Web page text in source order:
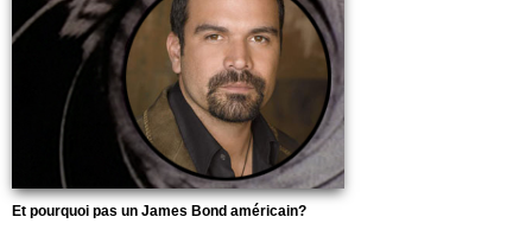
Et pourquoi pas un James Bond américain?